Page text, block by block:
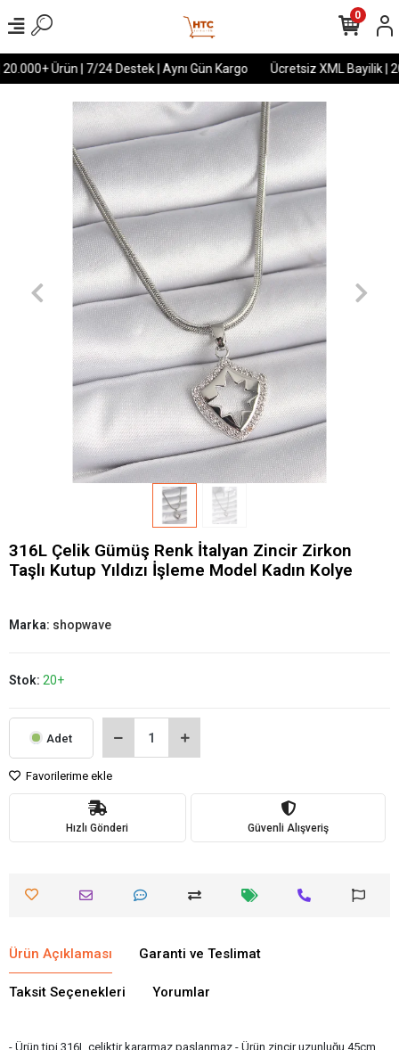
Ürün | 7/24 Destek | Aynı Gün Kargo Ücretsiz XML Bayilik |
0
316L Çelik Gümüş Renk İtalyan Zincir Zirkon
Taşlı Kutup Yıldızı İşleme Model Kadın Kolye
Marka: shopwave
Stok: 20+
Adet
Favorilerime ekle
Hızlı Gönderi Güvenli Alışveriş
Ürün Açıklaması Garanti ve Teslimat
Taksit Seçenekleri Yorumlar
- Ürün tipi 316L çeliktir kararmaz paslanmaz.- Ürün zincir uzunluğu 45cm